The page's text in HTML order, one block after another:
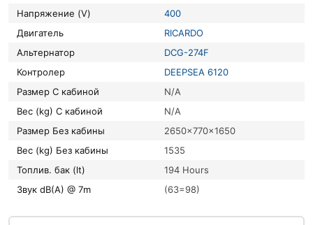
Напряжение (V)
400
Двигатель
RICARDO
Альтернатор
DCG-274F
Контролер
DEEPSEA 6120
Размер С кабиной
N/A
Вес (kg) С кабиной
N/A
Размер Без кабины
2650x770x1650
Вес (kg) Без кабины
1535
Топлив. бак (lt)
194 Hours
Звук dB(A) @ 7m
(63=98)